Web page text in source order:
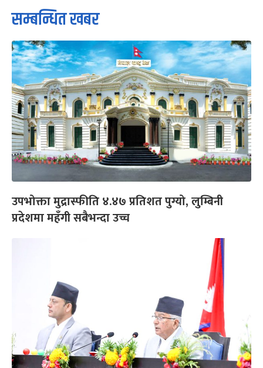
सम्बन्धित खबर
उपभोक्ता मुद्रास्फीति ४.४७ प्रतिशत पुग्यो, लुम्बिनी
प्रदेशमा महँगी सबैभन्दा उच्च